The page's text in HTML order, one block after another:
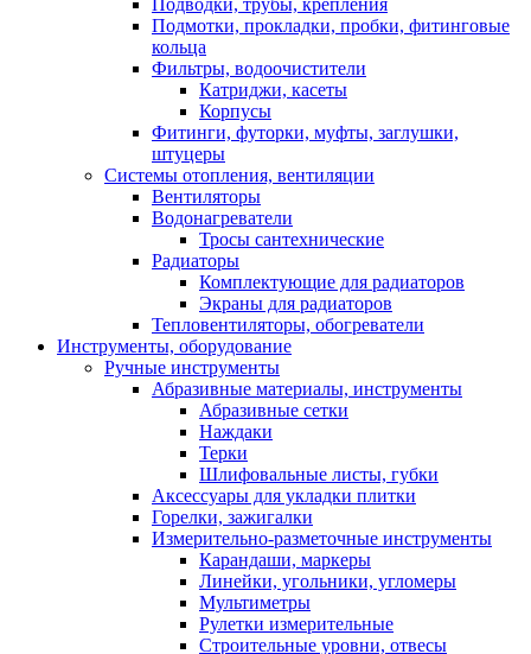
Подмотки, прокладки, пробки, фитинговые
кольца
Фильтры, водоочистители
Катриджи, касеты
Корпусы
Фитинги, футорки, муфты, заглушки,
штуцеры
Системы отопления, вентиляции
Вентиляторы
Водонагреватели
Тросы сантехнические
Радиаторы
Комплектующие для радиаторов
Экраны для радиаторов
Тепловентиляторы, обогреватели
Инструменты, оборудование
Ручные инструменты
Абразивные материалы, инструменты
Абразивные сетки
Наждаки
Терки
Шлифовальные листы, губки
Аксессуары для укладки плитки
Горелки, зажигалки
Измерительно-разметочные инструменты
Карандаши, маркеры
Линейки, угольники, угломеры
Мультиметры
Рулетки измерительные
Строительные уровни, отвесы